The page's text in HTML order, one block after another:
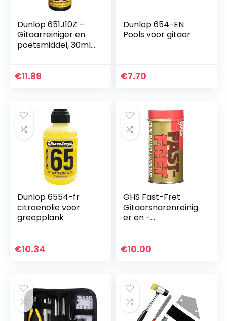
Dunlop 651J10Z –
Gitaarreiniger en
poetsmiddel, 30ml
€11.89
Dunlop 654-EN
Pools voor gitaar
€7.70
Dunlop 6554-fr
citroenolie voor
greepplank
€10.34
GHS Fast-Fret
Gitaarsnarenreinig
er en -
€10.00